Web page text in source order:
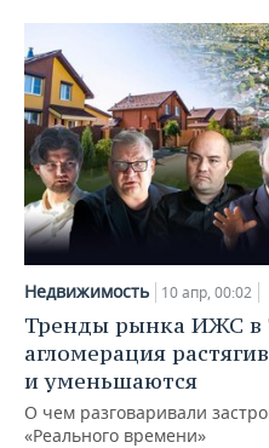
Недвижимость 10 апр, 00:02
Тренды рынка ИЖС в
агломерация
и уменьшаются
О чем разговаривали
«Реального времени»